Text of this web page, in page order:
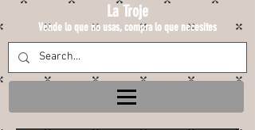
La Troje
Vende lo que no usas, compra lo que necesites